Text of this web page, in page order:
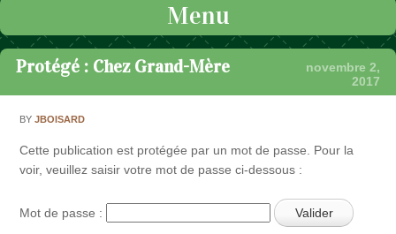
Menu
Passer au contenu
Protégé : Chez Grand-Mère
novembre 2,
2017
BYJBOISARD
Cette publication est protégée par un mot de passe. Pour la
voir, veuillez saisir votre mot de passe ci-dessous :
Mot de passe :